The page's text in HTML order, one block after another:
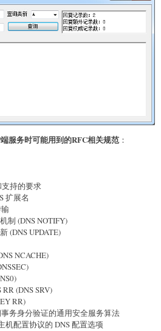
服务时可能用到的RFC相关规范 ：
支持的要求
扩展名
制 (DNS NOTIFY)
(DNS UPDATE)
NCACHE)
(DNS SRV)
RR)
事务身分验证的通用安全服务算法
机配置协议的 DNS 配置选项